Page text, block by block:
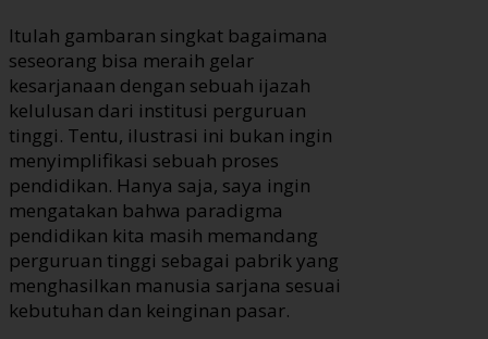
Itulah gambaran singkat bagaimana
seseorang bisa meraih gelar
kesarjanaan dengan sebuah ijazah
kelulusan dari institusi perguruan
tinggi. Tentu, ilustrasi ini bukan ingin
menyimplifikasi sebuah proses
pendidikan. Hanya saja, saya ingin
mengatakan bahwa paradigma
pendidikan kita masih memandang
perguruan tinggi sebagai pabrik yang
menghasilkan manusia sarjana sesuai
kebutuhan dan keinginan pasar.